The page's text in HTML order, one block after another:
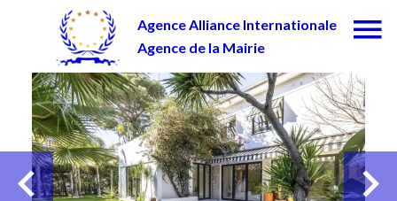
Agence Alliance Internationale
Agence de la Mairie